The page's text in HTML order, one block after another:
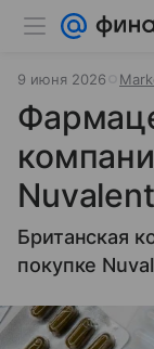
9 июня 2026
Британская
покупке